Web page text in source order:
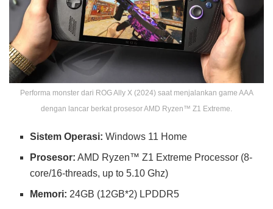
Performa monster dari ROG Ally X (2024) saat menjalankan game AAA
dengan lancar berkat prosesor AMD Ryzen™ Z1 Extreme.
Sistem Operasi: Windows 11 Home
Prosesor: AMD Ryzen™ Z1 Extreme Processor (8-
core/16-threads, up to 5.10 Ghz)
Memori: 24GB (12GB*2) LPDDR5